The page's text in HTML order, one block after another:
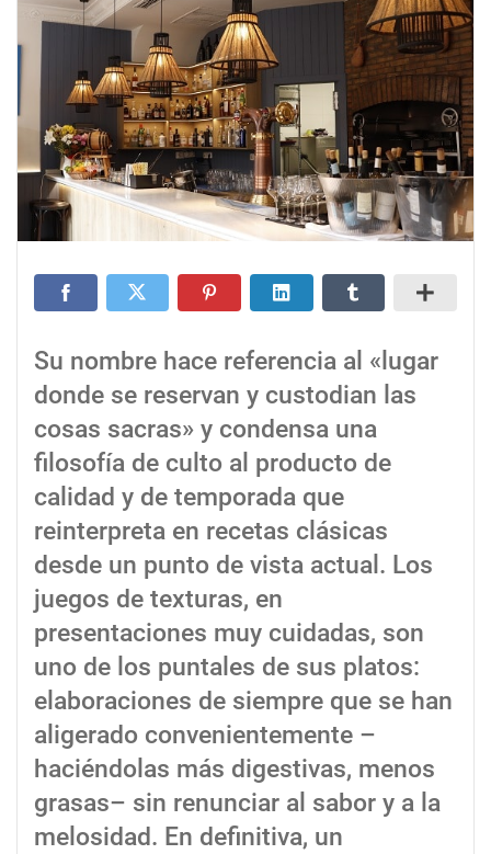
Su nombre hace referencia al «lugar
donde se reservan y custodian las
cosas sacras» y condensa una
filosofía de culto al producto de
calidad y de temporada que
reinterpreta en recetas clásicas
desde un punto de vista actual. Los
juegos de texturas, en
presentaciones muy cuidadas, son
uno de los puntales de sus platos:
elaboraciones de siempre que se han
aligerado convenientemente –
haciéndolas más digestivas, menos
grasas– sin renunciar al sabor y a la
melosidad. En definitiva, un